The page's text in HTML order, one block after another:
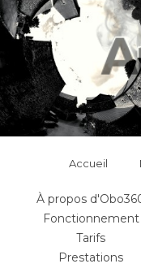
Accueil
À propos
Fonctionnement
Tarifs
Prestations